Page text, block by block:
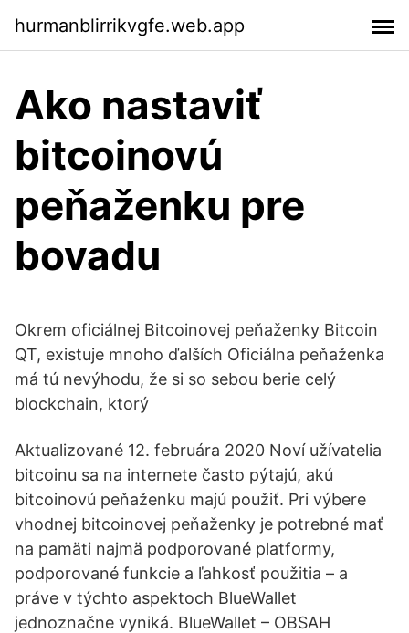
hurmanblirrikvgfe.web.app
Ako nastaviť
bitcoinovú
peňaženku pre
bovadu
Okrem oficiálnej Bitcoinovej peňaženky Bitcoin
QT, existuje mnoho ďalších Oficiálna peňaženka
má tú nevýhodu, že si so sebou berie celý
blockchain, ktorý
Aktualizované 12. februára 2020 Noví užívatelia
bitcoinu sa na internete často pýtajú, akú
bitcoinovú peňaženku majú použiť. Pri výbere
vhodnej bitcoinovej peňaženky je potrebné mať
na pamäti najmä podporované platformy,
podporované funkcie a ľahkosť použitia – a
práve v týchto aspektoch BlueWallet
jednoznačne vyniká. BlueWallet – OBSAH